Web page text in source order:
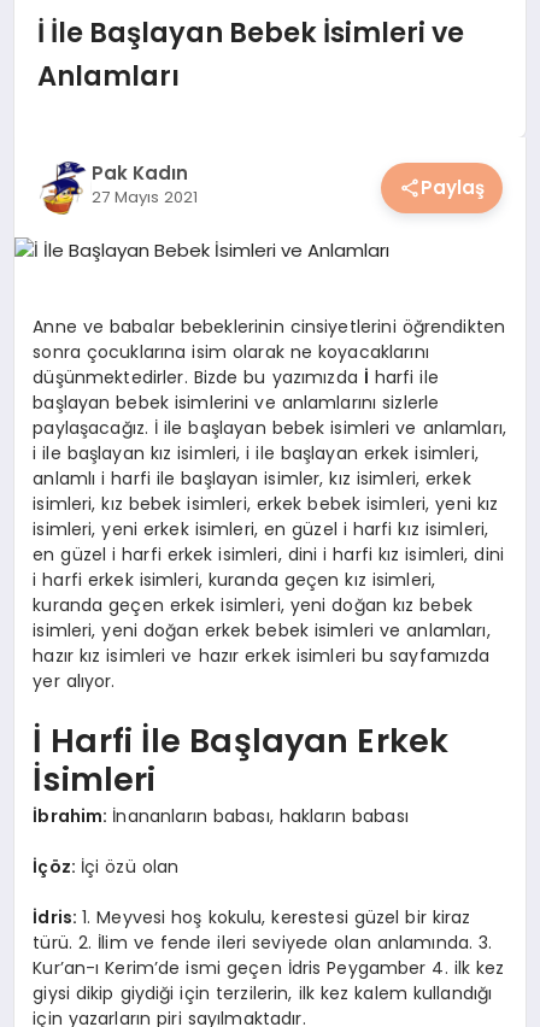
SAĞLIK
MAGAZIN
YAŞAM
KIMDIR?
HESAPLAMALAR
İ İle Başlayan Bebek İsimleri ve
Anlamları
Pak Kadın
27 Mayıs 2021 Paylaş
Anne ve babalar bebeklerinin cinsiyetlerini öğrendikten
sonra çocuklarına isim olarak ne koyacaklarını
düşünmektedirler. Bizde bu yazımızda İ harfi ile
başlayan bebek isimlerini ve anlamlarını sizlerle
paylaşacağız. İ ile başlayan bebek isimleri ve anlamları,
i ile başlayan kız isimleri, i ile başlayan erkek isimleri,
anlamlı i harfi ile başlayan isimler, kız isimleri, erkek
isimleri, kız bebek isimleri, erkek bebek isimleri, yeni kız
isimleri, yeni erkek isimleri, en güzel i harfi kız isimleri,
en güzel i harfi erkek isimleri, dini i harfi kız isimleri, dini
i harfi erkek isimleri, kuranda geçen kız isimleri,
kuranda geçen erkek isimleri, yeni doğan kız bebek
isimleri, yeni doğan erkek bebek isimleri ve anlamları,
hazır kız isimleri ve hazır erkek isimleri bu sayfamızda
yer alıyor.
İ Harfi İle Başlayan Erkek
İsimleri
İbrahim: İnananların babası, hakların babası
İçöz: İçi özü olan
İdris:1. Meyvesi hoş kokulu, kerestesi güzel bir kiraz
türü. 2. İlim ve fende ileri seviyede olan anlamında. 3.
Kur’an-ı Kerim’de ismi geçen İdris Peygamber 4. ilk kez
giysi dikip giydiği için terzilerin, ilk kez kalem kullandığı
için yazarların piri sayılmaktadır.